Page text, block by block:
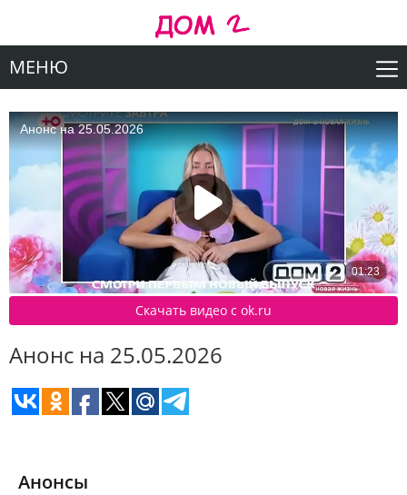
МЕНЮ
Скачать видео c ok.ru
Анонс на 25.05.2026
Анонсы